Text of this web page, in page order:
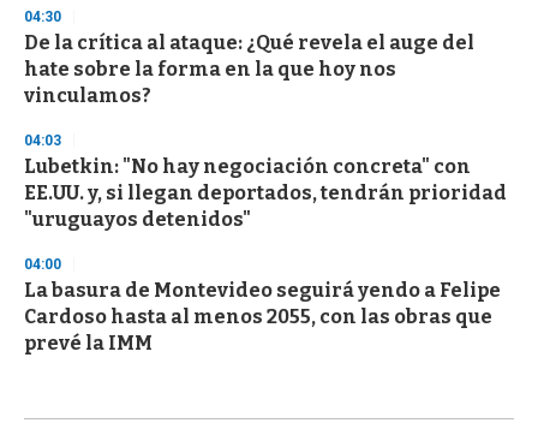
04:30
De la crítica al ataque: ¿Qué revela el auge del
hate sobre la forma en la que hoy nos
vinculamos?
04:03
Lubetkin: "No hay negociación concreta" con
EE.UU. y, si llegan deportados, tendrán prioridad
"uruguayos detenidos"
04:00
La basura de Montevideo seguirá yendo a Felipe
Cardoso hasta al menos 2055, con las obras que
prevé la IMM